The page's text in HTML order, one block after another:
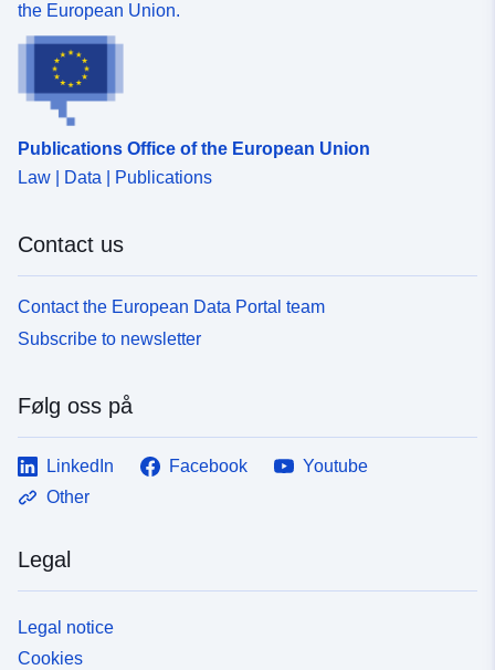
the European Union.
Publications Office of the European Union
Law | Data | Publications
Contact us
Contact the European Data Portal team
Subscribe to newsletter
Følg oss på
LinkedIn Facebook
Youtube
Other
Legal
Legal notice
Cookies